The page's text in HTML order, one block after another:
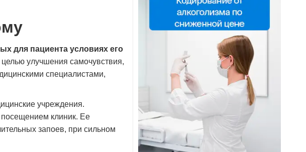
для пациента условиях его
улучшения самочувствия,
специалистами,
учреждения.
посещением клиник. Ее
запоев, при сильном